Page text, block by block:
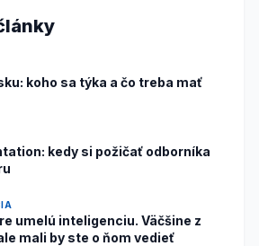
koho sa týka a čo treba mať
kedy si požičať odborníka
umelú inteligenciu. Väčšine z
mali by ste o ňom vedieť